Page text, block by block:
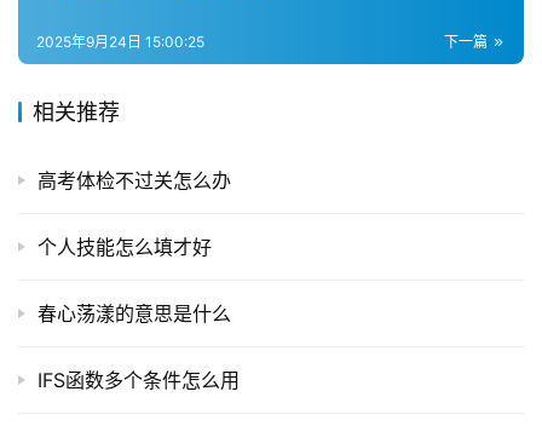
下一篇
2025年9月24日 15:00:25
相关推荐
高考体检不过关怎么办
个人技能怎么填才好
春心荡漾的意思是什么
IFS函数多个条件怎么用